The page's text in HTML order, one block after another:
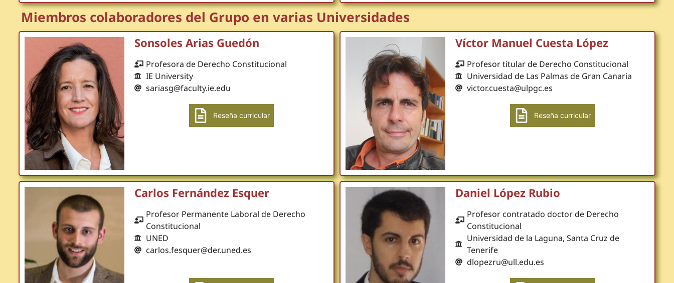
Miembros colaboradores del Grupo en varias Universidades
Sonsoles Arias Guedón
Profesora de Derecho Constitucional
IE University
sariasg@faculty.ie.edu
Reseña curricular
Víctor Manuel Cuesta López
Profesor titular de Derecho Constitucional
Universidad de Las Palmas de Gran Canaria
victor.cuesta@ulpgc.es
Reseña curricular
Carlos Fernández Esquer
Profesor Permanente Laboral de Derecho
Constitucional
UNED
carlos.fesquer@der.uned.es
Daniel López Rubio
Profesor contratado doctor de Derecho
Constitucional
Universidad de la Laguna, Santa Cruz de
Tenerife
dlopezru@ull.edu.es